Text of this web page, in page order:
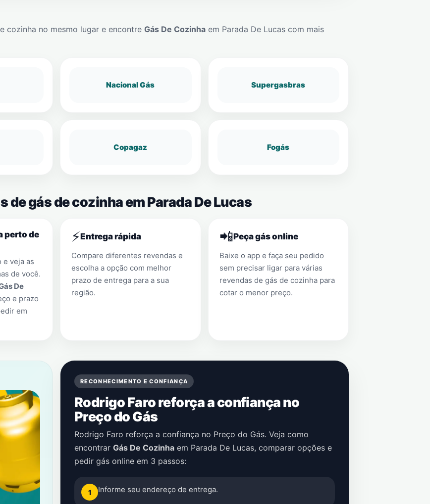
cozinha no mesmo lugar e encontre Gás De Cozinha em Parada De Lucas com mais
Nacional Gás Supergasbras
Copagaz Fogás
gás de cozinha em Parada De Lucas
perto de
e veja as
de você.
De
e prazo
em
⚡Entrega rápida
Compare diferentes revendas e
escolha a opção com melhor
prazo de entrega para a sua
região.
📲Peça gás online
Baixe o app e faça seu pedido
sem precisar ligar para várias
revendas de gás de cozinha para
cotar o menor preço.
RECONHECIMENTO E CONFIANÇA
Rodrigo Faro reforça a confiança no
Preço do Gás
Rodrigo Faro reforça a confiança no Preço do Gás. Veja como
encontrar Gás De Cozinha em Parada De Lucas, comparar opções e
pedir gás online em 3 passos:
1 Informe seu endereço de entrega.